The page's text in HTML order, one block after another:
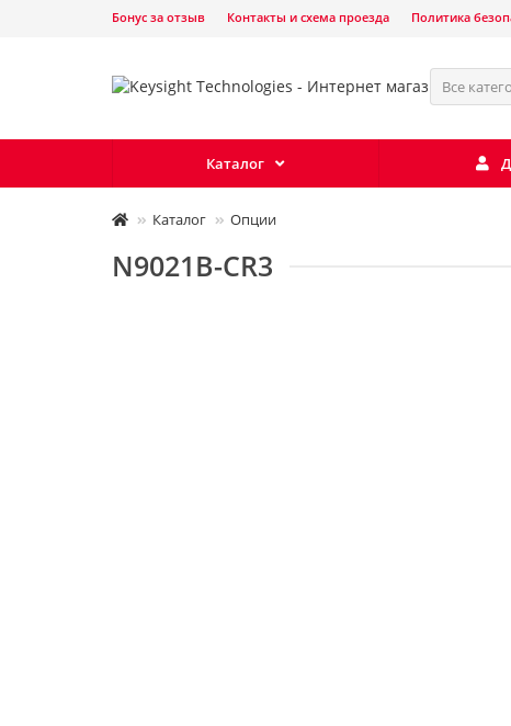
Бонус за отзыв Контакты и схема проезда Политика
Все
Каталог
Каталог Опции
N9021B-CR3